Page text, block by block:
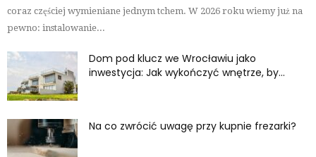
coraz częściej wymieniane jednym tchem. W 2026 roku wiemy już na
pewno: instalowanie...
Dom pod klucz we Wrocławiu jako
inwestycja: Jak wykończyć wnętrze, by...
Na co zwrócić uwagę przy kupnie frezarki?